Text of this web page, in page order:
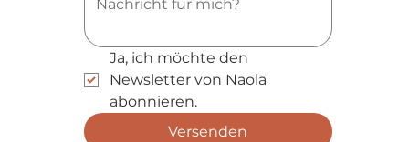
Ja, ich möchte den
Newsletter von Naola
abonnieren.
Versenden